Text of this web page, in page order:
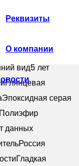
Реквизиты
О компании
хара
м2Zn 60-100
вид5 лет
Глянцевая
Эпоксидная серая
Полиэфир
данных
Россия
Гладкая